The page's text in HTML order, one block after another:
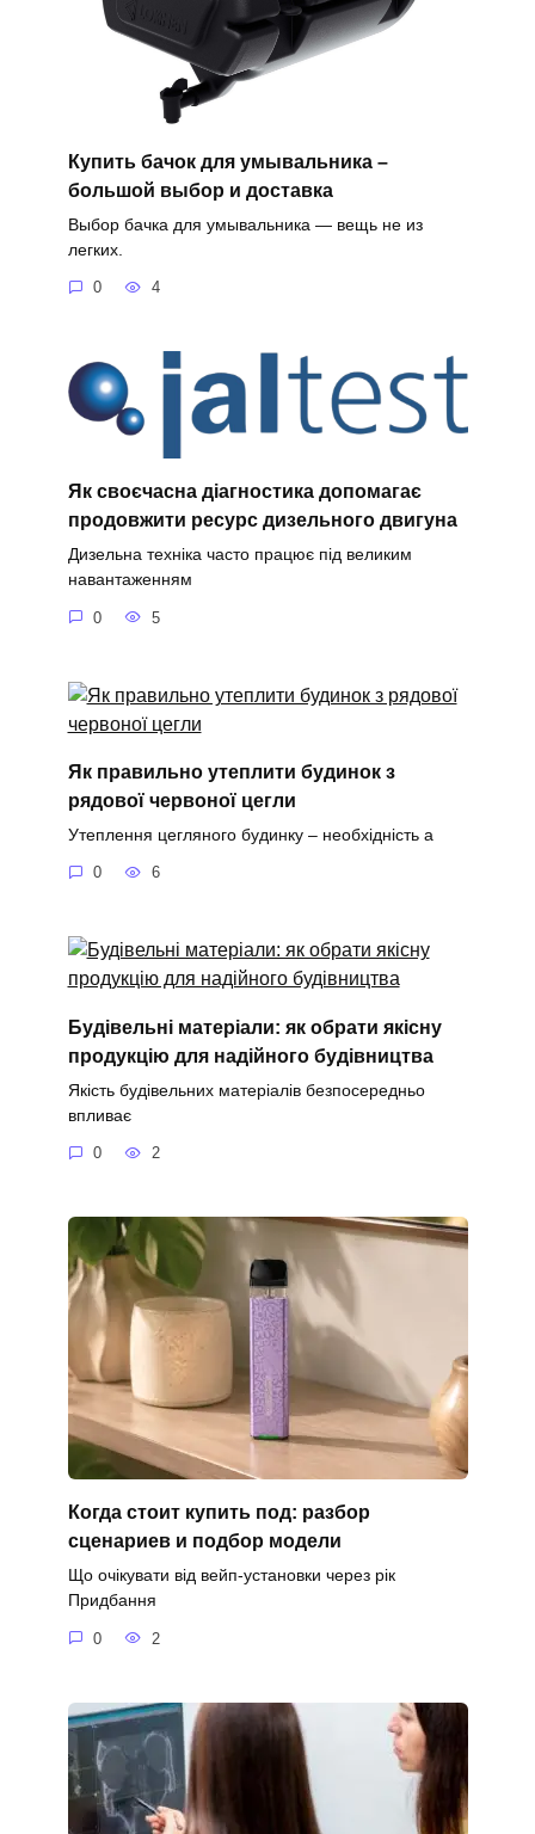
Купить бачок для умывальника –
большой выбор и доставка
Выбор бачка для умывальника — вещь не из
легких.
0 4
Як своєчасна діагностика допомагає
продовжити ресурс дизельного двигуна
Дизельна техніка часто працює під великим
навантаженням
0 5
Як правильно утеплити будинок з
рядової червоної цегли
Утеплення цегляного будинку – необхідність а
0 6
Будівельні матеріали: як обрати якісну
продукцію для надійного будівництва
Якість будівельних матеріалів безпосередньо
впливає
0 2
Когда стоит купить под: разбор
сценариев и подбор модели
Що очікувати від вейп-установки через рік
Придбання
0 2